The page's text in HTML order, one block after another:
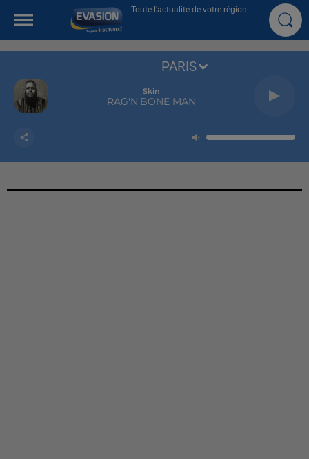
Toute l'actualité de votre région
Skin
RAG'N'BONE MAN
PARIS